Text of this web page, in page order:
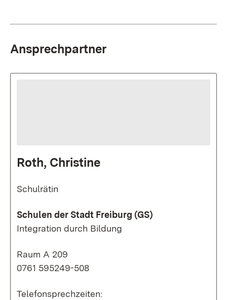
Ansprechpartner
Roth, Christine
Schulrätin
Schulen der Stadt Freiburg (GS)
Integration durch Bildung
Raum A 209
0761 595249-508
Telefonsprechzeiten: